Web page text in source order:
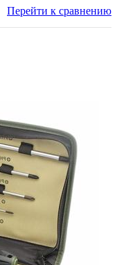
Перейти к сравнению